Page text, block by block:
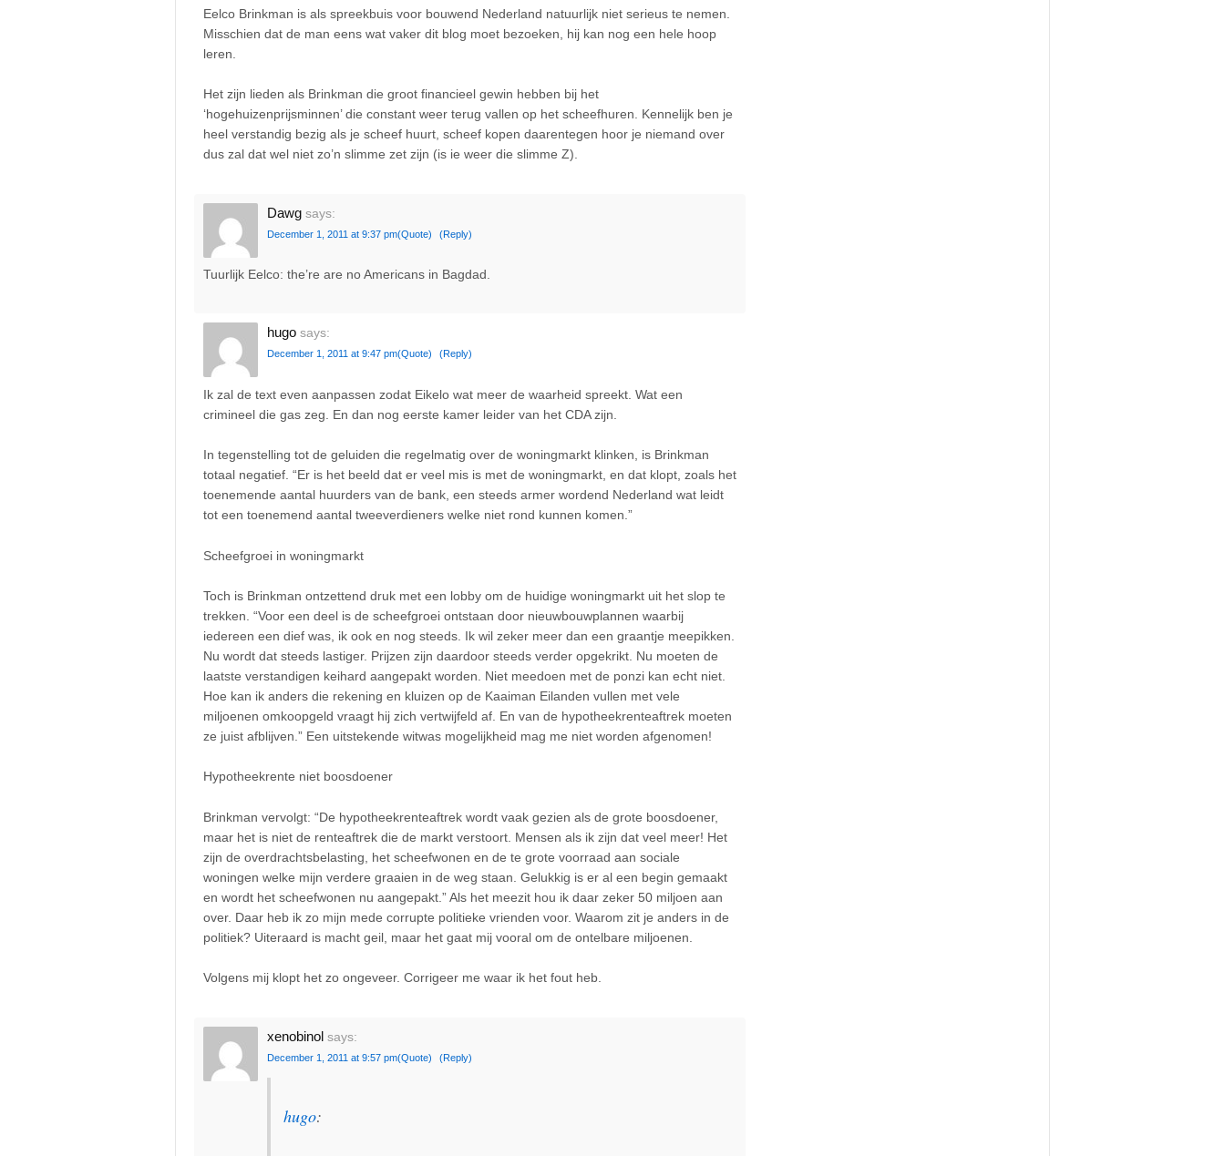
Eelco Brinkman is als spreekbuis voor bouwend Nederland natuurlijk niet serieus te nemen.
Misschien dat de man eens wat vaker dit blog moet bezoeken, hij kan nog een hele hoop
leren.
Het zijn lieden als Brinkman die groot financieel gewin hebben bij het
‘hogehuizenprijsminnen’ die constant weer terug vallen op het scheefhuren. Kennelijk ben je
heel verstandig bezig als je scheef huurt, scheef kopen daarentegen hoor je niemand over
dus zal dat wel niet zo’n slimme zet zijn (is ie weer die slimme Z).
Dawg says:
December 1, 2011 at 9:37 pm(Quote) (Reply)
Tuurlijk Eelco: the’re are no Americans in Bagdad.
hugo says:
December 1, 2011 at 9:47 pm(Quote) (Reply)
Ik zal de text even aanpassen zodat Eikelo wat meer de waarheid spreekt. Wat een
crimineel die gas zeg. En dan nog eerste kamer leider van het CDA zijn.
In tegenstelling tot de geluiden die regelmatig over de woningmarkt klinken, is Brinkman
totaal negatief. “Er is het beeld dat er veel mis is met de woningmarkt, en dat klopt, zoals het
toenemende aantal huurders van de bank, een steeds armer wordend Nederland wat leidt
tot een toenemend aantal tweeverdieners welke niet rond kunnen komen.”
Scheefgroei in woningmarkt
Toch is Brinkman ontzettend druk met een lobby om de huidige woningmarkt uit het slop te
trekken. “Voor een deel is de scheefgroei ontstaan door nieuwbouwplannen waarbij
iedereen een dief was, ik ook en nog steeds. Ik wil zeker meer dan een graantje meepikken.
Nu wordt dat steeds lastiger. Prijzen zijn daardoor steeds verder opgekrikt. Nu moeten de
laatste verstandigen keihard aangepakt worden. Niet meedoen met de ponzi kan echt niet.
Hoe kan ik anders die rekening en kluizen op de Kaaiman Eilanden vullen met vele
miljoenen omkoopgeld vraagt hij zich vertwijfeld af. En van de hypotheekrenteaftrek moeten
ze juist afblijven.” Een uitstekende witwas mogelijkheid mag me niet worden afgenomen!
Hypotheekrente niet boosdoener
Brinkman vervolgt: “De hypotheekrenteaftrek wordt vaak gezien als de grote boosdoener,
maar het is niet de renteaftrek die de markt verstoort. Mensen als ik zijn dat veel meer! Het
zijn de overdrachtsbelasting, het scheefwonen en de te grote voorraad aan sociale
woningen welke mijn verdere graaien in de weg staan. Gelukkig is er al een begin gemaakt
en wordt het scheefwonen nu aangepakt.” Als het meezit hou ik daar zeker 50 miljoen aan
over. Daar heb ik zo mijn mede corrupte politieke vrienden voor. Waarom zit je anders in de
politiek? Uiteraard is macht geil, maar het gaat mij vooral om de ontelbare miljoenen.
Volgens mij klopt het zo ongeveer. Corrigeer me waar ik het fout heb.
xenobinol says:
December 1, 2011 at 9:57 pm(Quote) (Reply)
hugo: